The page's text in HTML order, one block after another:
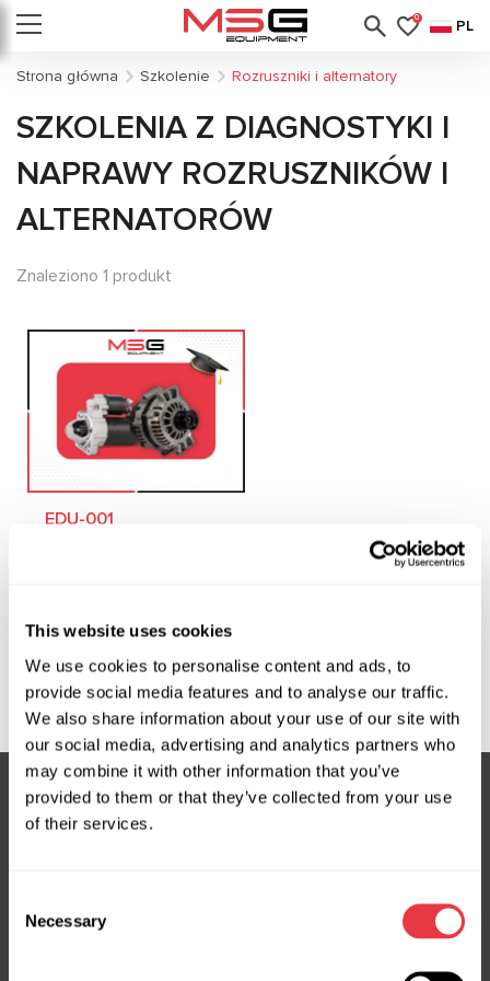
This website uses cookies
We use cookies to personalise content and ads, to
provide social media features and to analyse our traffic.
We also share information about your use of our site with
our social media, advertising and analytics partners who
may combine it with other information that you’ve
provided to them or that they’ve collected from your use
of their services.
Selection
Necessary
0 PL
Strona główna Szkolenie Rozruszniki i alternatory
SZKOLENIA Z DIAGNOSTYKI I
NAPRAWY ROZRUSZNIKÓW I
ALTERNATORÓW
Znaleziono 1 produkt
EDU-001
alternatorów
Subskrybuj